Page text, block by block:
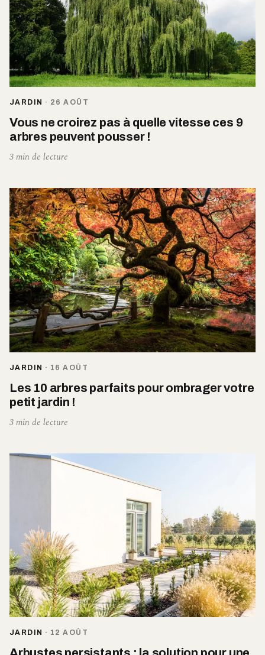
JARDIN · 26 AOÛT
Vous ne croirez pas à quelle vitesse ces 9
arbres peuvent pousser !
3 min de lecture
JARDIN · 16 AOÛT
Les 10 arbres parfaits pour ombrager votre
petit jardin !
3 min de lecture
JARDIN · 12 AOÛT